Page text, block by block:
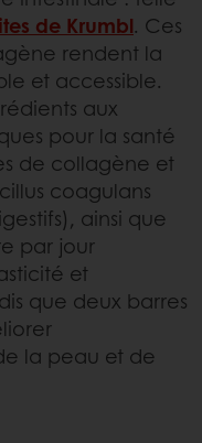
de Krumbl. Ces
rendent la
et accessible.
aux
pour la santé
de collagène et
coagulans
ainsi que
par jour
et
que deux barres
la peau et de